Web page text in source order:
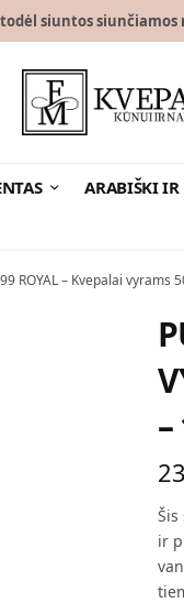
siuntos
ARABIŠKI IR
ROYAL – Kvepalai
ir